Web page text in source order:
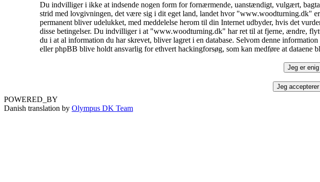
Du indvilliger i ikke at indsende nogen form for fornærmende, uanstændigt, vulgært,
strid med lovgivningen, det være sig i dit eget land, landet hvor "www.woodturning.dk"
permanent bliver udelukket, med meddelelse herom til din Internet udbyder, hvis det
disse betingelser. Du indvilliger i at "www.woodturning.dk" har ret til at fjerne, ændre,
du i at al information du har skrevet, bliver lagret i en database. Selvom denne
eller phpBB blive holdt ansvarlig for ethvert hackingforsøg, som kan medføre at dataene
POWERED_BY
Danish translation by Olympus DK Team